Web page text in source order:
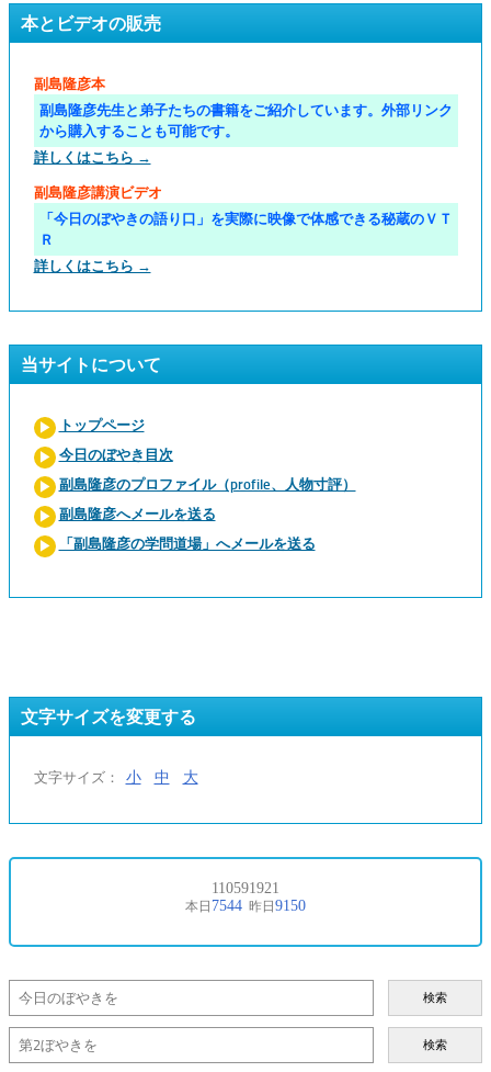
本とビデオの販売
副島隆彦本
副島隆彦先生と弟子たちの書籍をご紹介しています。外部リンク
から購入することも可能です。
詳しくはこちら →
副島隆彦講演ビデオ
「今日のぼやきの語り口」を実際に映像で体感できる秘蔵のＶＴ
Ｒ
詳しくはこちら →
当サイトについて
トップページ
今日のぼやき目次
副島隆彦のプロファイル（profile、人物寸評）
副島隆彦へメールを送る
「副島隆彦の学問道場」へメールを送る
文字サイズを変更する
文字サイズ： 小 中 大
検索
検索